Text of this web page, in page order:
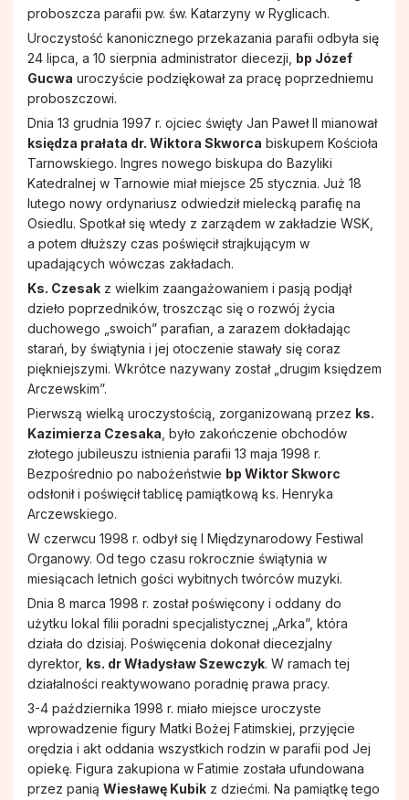
proboszcza parafii pw. św. Katarzyny w Ryglicach.
Uroczystość kanonicznego przekazania parafii odbyła się
24 lipca, a 10 sierpnia administrator diecezji, bp Józef
Gucwa uroczyście podziękował za pracę poprzedniemu
proboszczowi.
Dnia 13 grudnia 1997 r. ojciec święty Jan Paweł II mianował
księdza prałata dr. Wiktora Skworca biskupem Kościoła
Tarnowskiego. Ingres nowego biskupa do Bazyliki
Katedralnej w Tarnowie miał miejsce 25 stycznia. Już 18
lutego nowy ordynariusz odwiedził mielecką parafię na
Osiedlu. Spotkał się wtedy z zarządem w zakładzie WSK,
a potem dłuższy czas poświęcił strajkującym w
upadających wówczas zakładach.
Ks. Czesak z wielkim zaangażowaniem i pasją podjął
dzieło poprzedników, troszcząc się o rozwój życia
duchowego „swoich” parafian, a zarazem dokładając
starań, by świątynia i jej otoczenie stawały się coraz
piękniejszymi. Wkrótce nazywany został „drugim księdzem
Arczewskim”.
Pierwszą wielką uroczystością, zorganizowaną przez ks.
Kazimierza Czesaka , było zakończenie obchodów
złotego jubileuszu istnienia parafii 13 maja 1998 r.
Bezpośrednio po nabożeństwie bp Wiktor Skworc
odsłonił i poświęcił tablicę pamiątkową ks. Henryka
Arczewskiego.
W czerwcu 1998 r. odbył się I Międzynarodowy Festiwal
Organowy. Od tego czasu rokrocznie świątynia w
miesiącach letnich gości wybitnych twórców muzyki.
Dnia 8 marca 1998 r. został poświęcony i oddany do
użytku lokal filii poradni specjalistycznej „Arka”, która
działa do dzisiaj. Poświęcenia dokonał diecezjalny
dyrektor, ks. dr Władysław Szewczyk. W ramach tej
działalności reaktywowano poradnię prawa pracy.
3-4 października 1998 r. miało miejsce uroczyste
wprowadzenie figury Matki Bożej Fatimskiej, przyjęcie
orędzia i akt oddania wszystkich rodzin w parafii pod Jej
opiekę. Figura zakupiona w Fatimie została ufundowana
przez panią Wiesławę Kubik z dziećmi. Na pamiątkę tego